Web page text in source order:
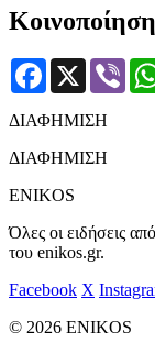
Facebook
X
ΔΙΑΦΗΜΙΣΗ
ΔΙΑΦΗΜΙΣΗ
ENIKOS
Όλες οι ειδήσεις
του enikos.gr.
Facebook X
© 2026 ENIKOS